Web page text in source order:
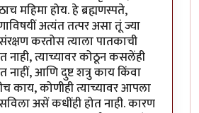
महिमा होय. हे ब्रह्मणस्पते,
अत्यंत तत्पर असा तूं ज्या
करतोस त्याला पातकाची
नाही, त्याच्यावर कोठून कसलेंही
आणि दुष्ट शत्रु काय किंवा
काय, कोणीही त्याच्यावर आपला
असें कधींही होत नाही. कारण